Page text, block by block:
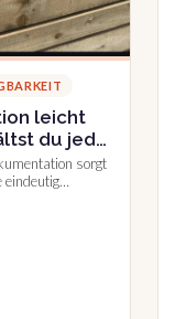
leicht
du jede
sorgt
eindeutig